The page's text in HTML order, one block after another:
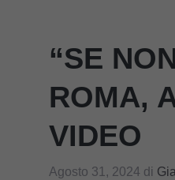
“SE
ROMA,
VIDEO
Agosto 31, 2024 di